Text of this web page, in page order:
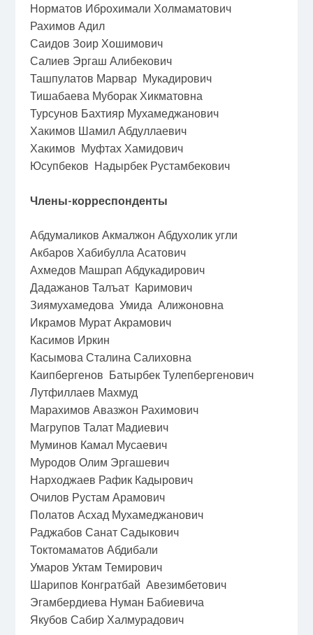
Норматов Иброхимали Холмаматович
Рахимов Адил
Саидов Зоир Хошимович
Салиев Эргаш Алибекович
Ташпулатов Марвар Мукадирович
Тишабаева Муборак Хикматовна
Турсунов Бахтияр Мухамеджанович
Хакимов Шамил Абдуллаевич
Хакимов Муфтах Хамидович
Юсупбеков Надырбек Рустамбекович
Члены-корреспонденты
Абдумаликов Акмалжон Абдухолик угли
Акбаров Хабибулла Асатович
Ахмедов Машрап Абдукадирович
Дадажанов Талъат Каримович
Зиямухамедова Умида Алижоновна
Икрамов Мурат Акрамович
Касимов Иркин
Касымова Сталина Салиховна
Каипбергенов Батырбек Тулепбергенович
Лутфиллаев Махмуд
Марахимов Авазжон Рахимович
Магрупов Талат Мадиевич
Муминов Камал Мусаевич
Муродов Олим Эргашевич
Нарходжаев Рафик Кадырович
Очилов Рустам Арамович
Полатов Асхад Мухамеджанович
Раджабов Санат Садыкович
Токтомаматов Абдибали
Умаров Уктам Темирович
Шарипов Конгратбай Авезимбетович
Эгамбердиева Нуман Бабиевича
Якубов Сабир Халмурадович